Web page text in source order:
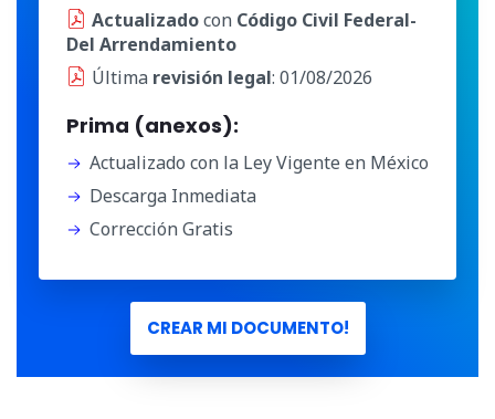
Actualizadocon Código Civil Federal-
Del Arrendamiento
Última revisión legal: 01/08/2026
Prima (anexos):
Actualizado con la Ley Vigente en México
Descarga Inmediata
Corrección Gratis
CREAR MI DOCUMENTO!